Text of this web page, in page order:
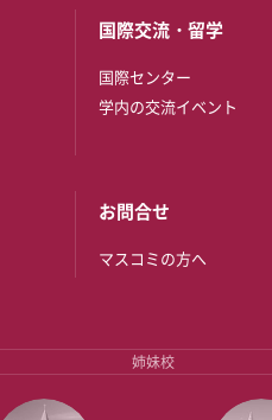
国際交流・留学
国際センター
学内の交流イベント
お問合せ
マスコミの方へ
姉妹校